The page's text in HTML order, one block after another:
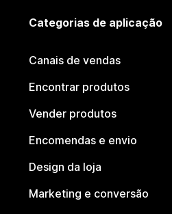
Categorias de aplicação
Canais de vendas
Encontrar produtos
Vender produtos
Encomendas e envio
Design da loja
Marketing e conversão